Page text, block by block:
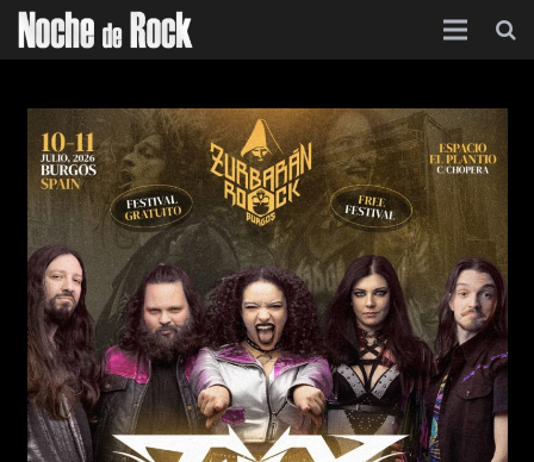
Categorías
Agenda
Foro
Contacto
Acerca de